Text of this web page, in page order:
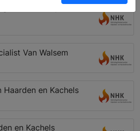
Van Walsem
Haarden en Kachels
en Kachels